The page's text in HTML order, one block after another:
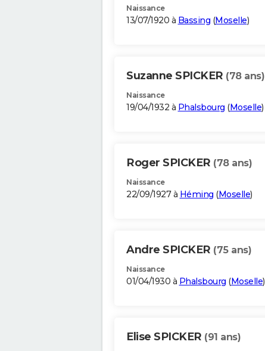
Naissance
13/07/1920 à Bassing (Moselle)
Suzanne SPICKER (78 ans)
Naissance
19/04/1932 à Phalsbourg (Moselle)
Roger SPICKER (78 ans)
Naissance
22/09/1927 à Héming (Moselle)
Andre SPICKER (75 ans)
Naissance
01/04/1930 à Phalsbourg (Moselle)
Elise SPICKER (91 ans)